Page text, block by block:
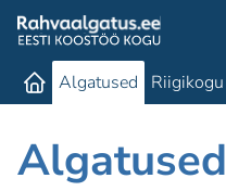
Algatused Riigikogu
Algatused